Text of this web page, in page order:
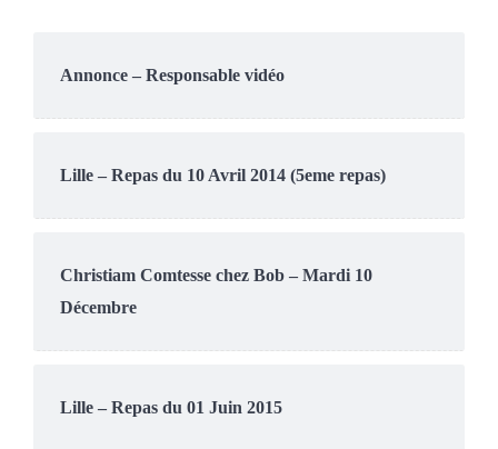
Annonce – Responsable vidéo
Lille – Repas du 10 Avril 2014 (5eme repas)
Christiam Comtesse chez Bob – Mardi 10
Décembre
Lille – Repas du 01 Juin 2015